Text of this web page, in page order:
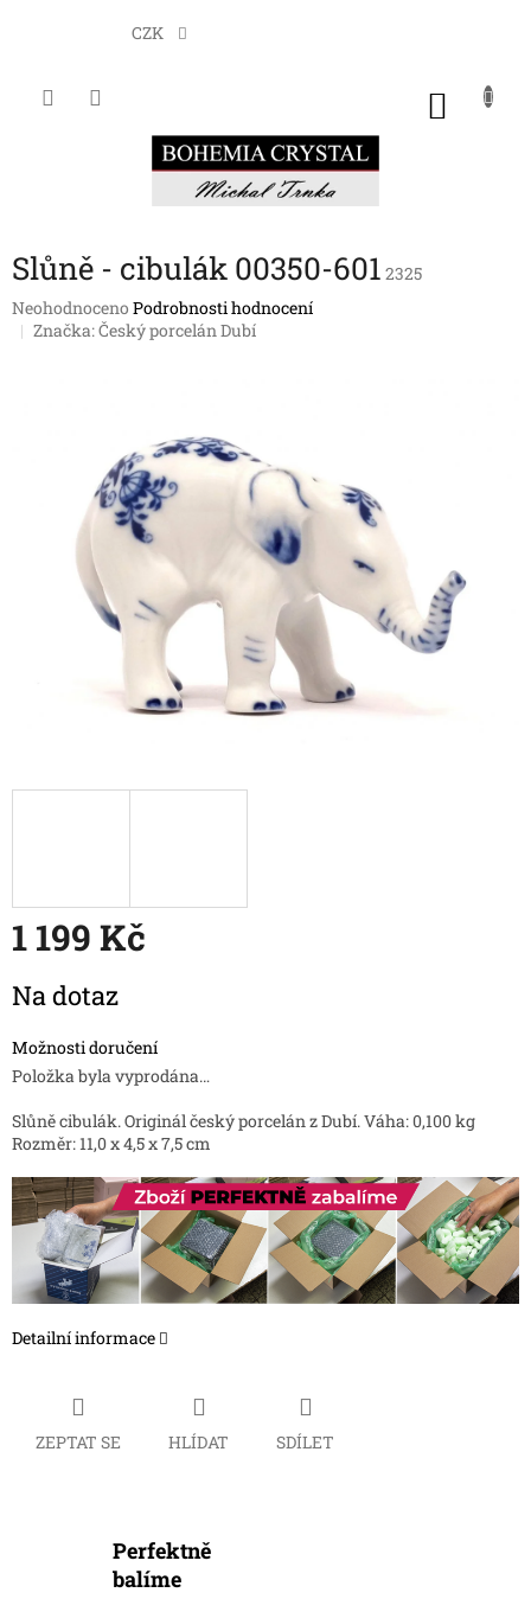
CZK
Slůně - cibulák 00350-601 2325
Průměrné
hodnocení
Neohodnoceno Podrobnosti hodnocení
Značka:Český porcelán Dubí
1 199 Kč
cena:
Na dotaz
Možnosti doručení
Položka byla vyprodána…
Slůně cibulák. Originál český porcelán z Dubí. Váha: 0,100 kg
Rozměr: 11,0 x 4,5 x 7,5 cm
Detailní informace
ZEPTAT SE HLÍDAT SDÍLET
Perfektně
balíme